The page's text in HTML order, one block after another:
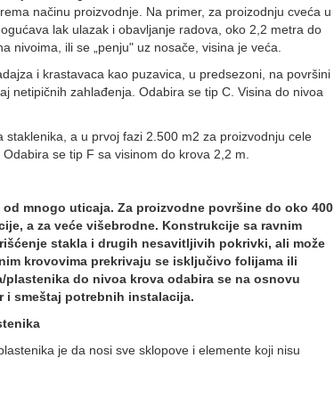
načinu proizvodnje. Na primer, za proizodnju cveća u
lak ulazak i obavljanje radova, oko 2,2 metra do
nivoima, ili se „penju" uz nosače, visina je veća.
i krastavaca kao puzavica, u predsezoni, na površini
netipičnih zahlađenja. Odabira se tip C. Visina do nivoa
a u prvoj fazi 2.500 m2 za proizvodnju cele
se tip F sa visinom do krova 2,2 m.
mnogo uticaja. Za proizvodne površine do oko 400
a za veće višebrodne. Konstrukcije sa ravnim
stakla i drugih nesavitljivih pokrivki, ali može
krovovima prekrivaju se isključivo folijama ili
do nivoa krova odabira se na osnovu
i smeštaj potrebnih instalacija.
je da nosi sve sklopove i elemente koji nisu